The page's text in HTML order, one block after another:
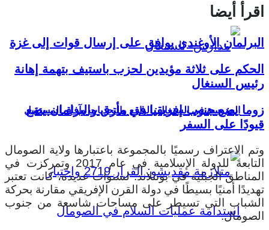
المدرسة في السنغال: الواقع والتحديات وآفاق المستقبل
اقرأ أيضا
البرلمان الأوغندي يوافق على إرسال قوات إلى غزة
الحكم على ثلاثة مؤيدين لحزب باستيف بتهمة إهانة
رئيس السنغال
زوما يضع جنوب إفريقيا في مأزق والبرلمان يضع
قيودًا على السفر
وتم الاعتراف رسميًا بالمجموعة باعتبارها ولاية الصومال
التابعة للدولة الإسلامية في عام 2017 وتمركزت في
المناطق الجبلية في بونتلاند. لسنوات عديدة، كانت تعتبر
تهديدًا أمنيًا بسيطًا في دولة القرن الإفريقي مقارنة بحركة
الشباب التي تسيطر على مساحات شاسعة من جنوب
الصومال.